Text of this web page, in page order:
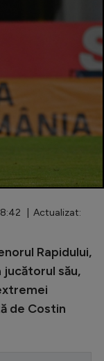
| Actualizat:
Rapidului,
său,
de Costin